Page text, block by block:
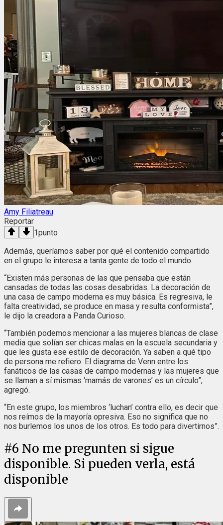
Amy Filiatreau
Reportar
1punto
Además, queríamos saber por qué el contenido compartido
en el grupo le interesa a tanta gente de todo el mundo.
“Existen más personas de las que pensaba que están
cansadas de todas las cosas desabridas. La decoración de
una casa de campo moderna es muy básica. Es regresiva, le
falta creatividad, se produce en masa y resulta conformista”,
le dijo la creadora a Panda Curioso.
“También podemos mencionar a las mujeres blancas de clase
media que solían ser chicas malas en la escuela secundaria y
que les gusta ese estilo de decoración. Ya saben a qué tipo
de persona me refiero. El diagrama de Venn entre los
fanáticos de las casas de campo modernas y las mujeres que
se llaman a sí mismas ‘mamás de varones’ es un círculo”,
agregó.
“En este grupo, los miembros ‘luchan’ contra ello, es decir que
nos reímos de la mayoría opresiva. Eso no significa que no
nos burlemos los unos de los otros. Es todo para divertirnos”.
#6 No me pregunten si sigue
disponible. Si pueden verla, está
disponible